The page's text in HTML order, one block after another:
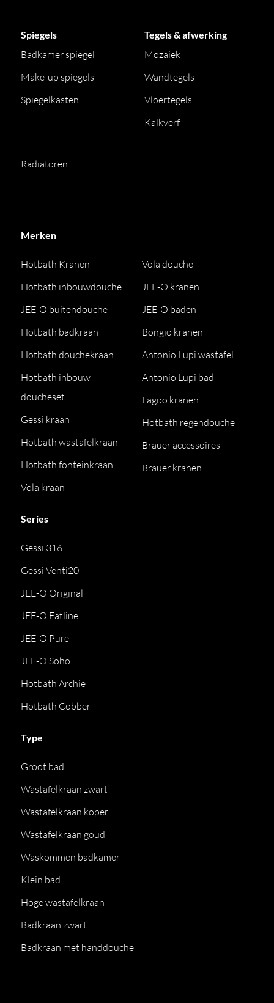
Spiegels
Badkamer spiegel
Make-up spiegels
Spiegelkasten
Tegels & afwerking
Mozaiek
Wandtegels
Vloertegels
Kalkverf
Radiatoren
Merken
Hotbath Kranen
Hotbath inbouwdouche
JEE-O buitendouche
Hotbath badkraan
Hotbath douchekraan
Hotbath inbouw
doucheset
Gessi kraan
Hotbath wastafelkraan
Hotbath fonteinkraan
Vola kraan
Vola douche
JEE-O kranen
JEE-O baden
Bongio kranen
Antonio Lupi wastafel
Antonio Lupi bad
Lagoo kranen
Hotbath regendouche
Brauer accessoires
Brauer kranen
Series
Gessi 316
Gessi Venti20
JEE-O Original
JEE-O Fatline
JEE-O Pure
JEE-O Soho
Hotbath Archie
Hotbath Cobber
Type
Groot bad
Wastafelkraan zwart
Wastafelkraan koper
Wastafelkraan goud
Waskommen badkamer
Klein bad
Hoge wastafelkraan
Badkraan zwart
Badkraan met handdouche